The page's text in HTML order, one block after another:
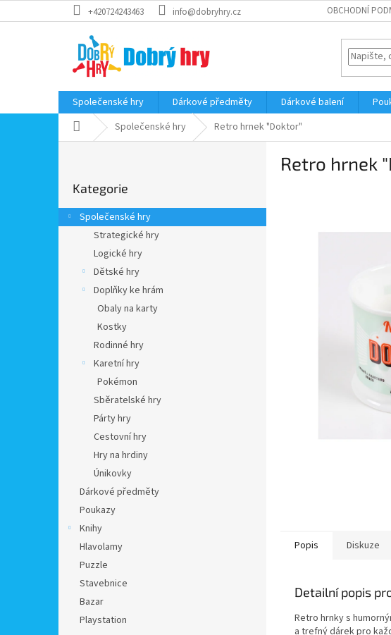
na
+420724243463 info@dobryhry.cz OBCHODNÍ
Společenské hry Dárkové předměty Dárkové balení
Domů Společenské hry Retro hrnek "Doktor"
r
a
kategorie
Kategorie
Společenské hry
Strategické hry
Logické hry
Dětské hry
Doplňky ke hrám
Obaly na karty
Kostky
Rodinné hry
Karetní hry
Pokémon
Sběratelské hry
Párty hry
Cestovní hry
Hry na hrdiny
Únikovky
Dárkové předměty
Poukazy
Knihy
Hlavolamy
Puzzle
Stavebnice
Bazar
Playstation
Retro hrnek
Popis Diskuze
Detailní popis
Retro hrnky s
a trefný dárek pro